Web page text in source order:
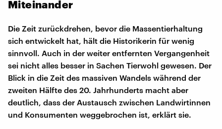
Miteinander
Die Zeit zurückdrehen, bevor die Massentierhaltung
sich entwickelt hat, hält die Historikerin für wenig
sinnvoll. Auch in der weiter entfernten Vergangenheit
sei nicht alles besser in Sachen Tierwohl gewesen. Der
Blick in die Zeit des massiven Wandels während der
zweiten Hälfte des 20. Jahrhunderts macht aber
deutlich, dass der Austausch zwischen Landwirtinnen
und Konsumenten weggebrochen ist, erklärt sie.